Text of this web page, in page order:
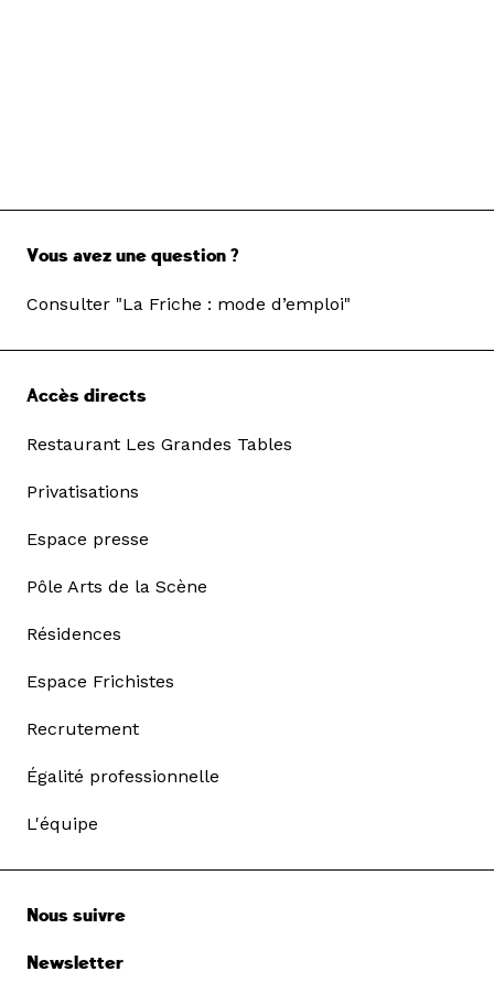
Vous avez une question ?
Consulter "La Friche : mode d’emploi"
Accès directs
Restaurant Les Grandes Tables
Privatisations
Espace presse
Pôle Arts de la Scène
Résidences
Espace Frichistes
Recrutement
Égalité professionnelle
L'équipe
Nous suivre
Newsletter